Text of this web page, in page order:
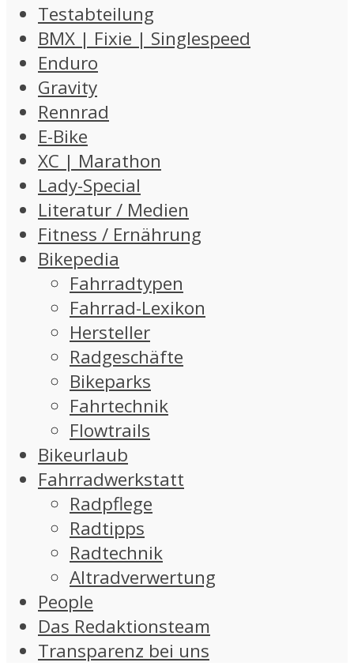
Testabteilung
BMX | Fixie | Singlespeed
Enduro
Gravity
Rennrad
E-Bike
XC | Marathon
Lady-Special
Literatur / Medien
Fitness / Ernährung
Bikepedia
Fahrradtypen
Fahrrad-Lexikon
Hersteller
Radgeschäfte
Bikeparks
Fahrtechnik
Flowtrails
Bikeurlaub
Fahrradwerkstatt
Radpflege
Radtipps
Radtechnik
Altradverwertung
People
Das Redaktionsteam
Transparenz bei uns